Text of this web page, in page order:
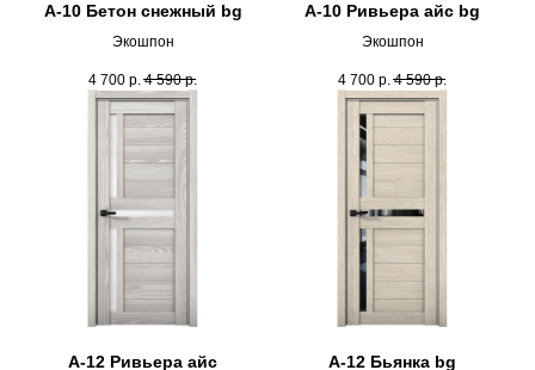
А-10 Бетон снежный bg
Экошпон
4 700 р. 4 590 р.
А-10 Ривьера айс bg
Экошпон
4 700 р. 4 590 р.
А-12 Ривьера айс А-12 Бьянка bg